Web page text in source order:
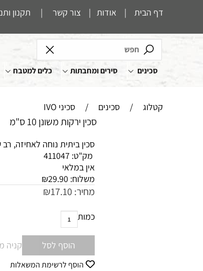
דף הבית | אודות | צור קשר | תקנון
סכינים סירים ומחבתות כלים למטבח
קטלוג / סכינים / סכיני IVO
סכין ירקות משונן 10 ס"מ
סכין ביתית נוחה לאחיזה,
מק"ט: 411047
אין במלאי
משלוח:
₪29.90
מחיר: ₪17.10
כמות
הוסף לסל קניה
הוסף לרשימת המשאלות